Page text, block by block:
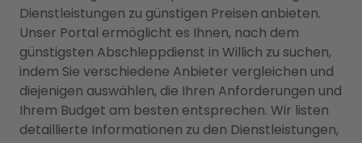
Dienstleistungen zu günstigen Preisen anbieten.
Unser Portal ermöglicht es Ihnen, nach dem
günstigsten Abschleppdienst in Willich zu suchen,
indem Sie verschiedene Anbieter vergleichen und
diejenigen auswählen, die Ihren Anforderungen und
Ihrem Budget am besten entsprechen. Wir listen
detaillierte Informationen zu den Dienstleistungen,